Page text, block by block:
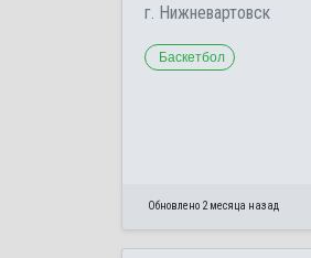
г. Нижневартовск
Баскетбол
Обновлено 2 месяца назад